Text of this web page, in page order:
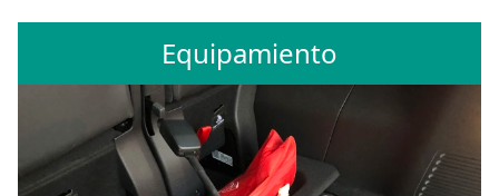
Equipamiento